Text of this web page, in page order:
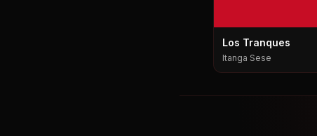
Los Tranques
Itanga Sese